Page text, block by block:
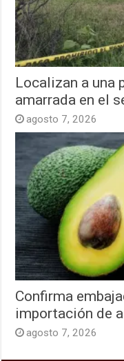
Localizan a una
amarrada en el
agosto 7, 2026
Confirma
importación de
agosto 7, 2026